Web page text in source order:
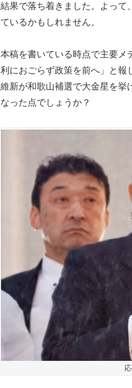
結果で落ち着きました。よって
ているかもしれません。
本稿を書いている時点で主要メ
利におごらず政策を前へ」と報
維新が和歌山補選で大金星を挙
なった点でしょうか？